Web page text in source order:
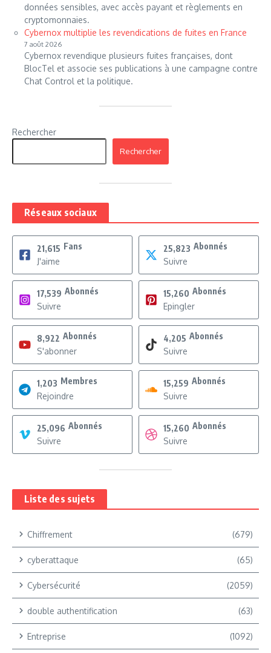
données sensibles, avec accès payant et règlements en
cryptomonnaies.
Cybernox multiplie les revendications de fuites en France
7 août 2026
Cybernox revendique plusieurs fuites françaises, dont
BlocTel et associe ses publications à une campagne contre
Chat Control et la politique.
Rechercher
Rechercher
Réseaux sociaux
21,615 Fans
J'aime
25,823 Abonnés
Suivre
17,539 Abonnés
Suivre
15,260 Abonnés
Epingler
8,922 Abonnés
S'abonner
4,205 Abonnés
Suivre
1,203 Membres
Rejoindre
15,259 Abonnés
Suivre
25,096 Abonnés
Suivre
15,260 Abonnés
Suivre
Liste des sujets
Chiffrement (679)
cyberattaque (65)
Cybersécurité (2059)
double authentification (63)
Entreprise (1092)